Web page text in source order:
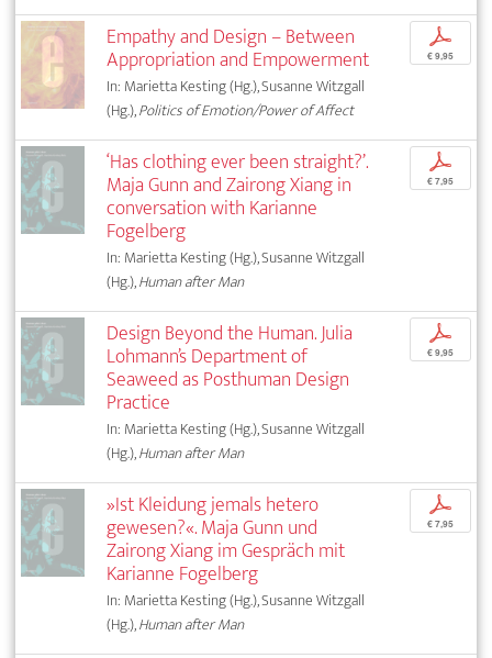
Empathy and Design – Between
Appropriation and Empowerment
In: Marietta Kesting (Hg.), Susanne Witzgall
(Hg.),Politics of Emotion/Power of Affect
p
€ 9,95
‘Has clothing ever been straight?’.
Maja Gunn and Zairong Xiang in
conversation with Karianne
Fogelberg
In: Marietta Kesting (Hg.), Susanne Witzgall
(Hg.),Human after Man
p
€ 7,95
Design Beyond the Human. Julia
Lohmann’s Department of
Seaweed as Posthuman Design
Practice
In: Marietta Kesting (Hg.), Susanne Witzgall
(Hg.),Human after Man
p
€ 9,95
»Ist Kleidung jemals hetero
gewesen?«. Maja Gunn und
Zairong Xiang im Gespräch mit
Karianne Fogelberg
In: Marietta Kesting (Hg.), Susanne Witzgall
(Hg.),Human after Man
p
€ 7,95